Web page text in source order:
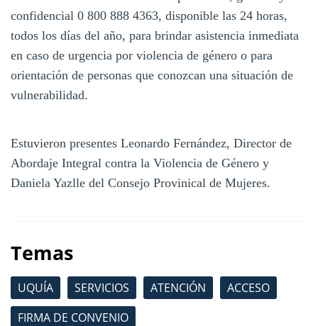
confidencial 0 800 888 4363, disponible las 24 horas,
todos los días del año, para brindar asistencia inmediata
en caso de urgencia por violencia de género o para
orientación de personas que conozcan una situación de
vulnerabilidad.
Estuvieron presentes Leonardo Fernández, Director de
Abordaje Integral contra la Violencia de Género y
Daniela Yazlle del Consejo Provinical de Mujeres.
Temas
UQUÍA SERVICIOS ATENCIÓN
ACCESO
FIRMA DE CONVENIO